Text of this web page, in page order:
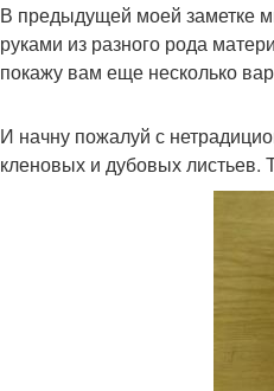
Поделка из тыквы
Поделки из
декоративной тыквы
В предыдущей моей заметке
руками из разного рода
покажу вам еще несколько
И начну пожалуй с
кленовых и дубовых листьев.